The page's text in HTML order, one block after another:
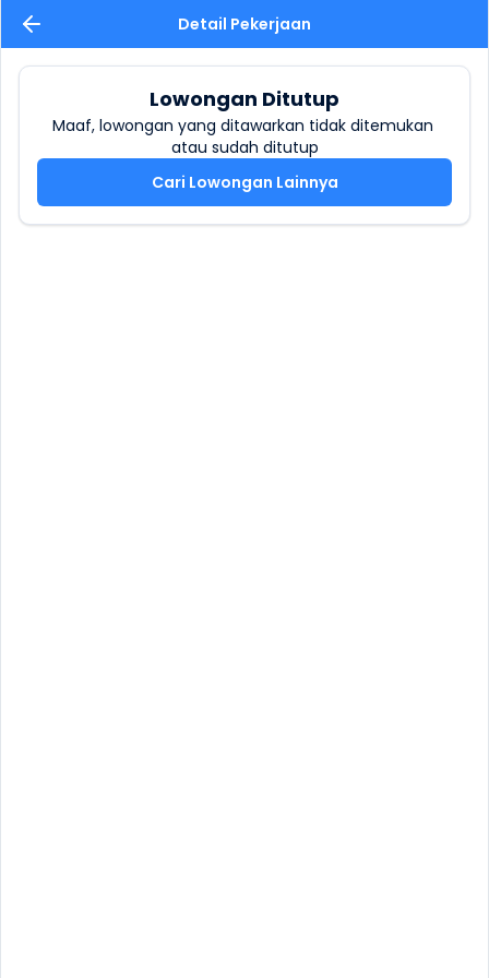
Detail Pekerjaan
Lowongan Ditutup
Maaf, lowongan yang ditawarkan tidak ditemukan
atau sudah ditutup
Cari Lowongan Lainnya